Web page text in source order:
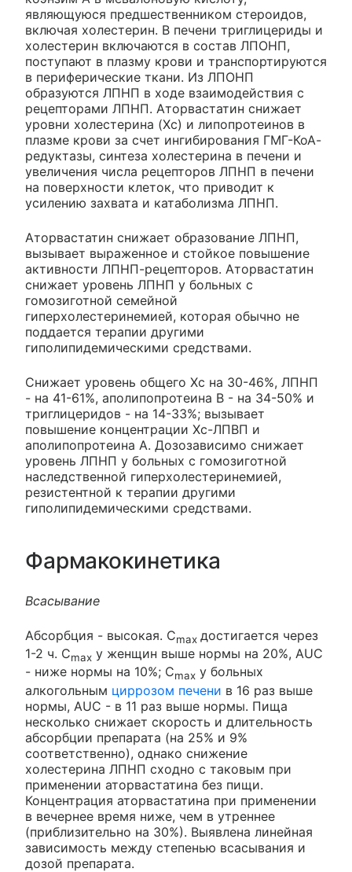
являющуюся предшественником стероидов,
включая холестерин. В печени триглицериды и
холестерин включаются в состав ЛПОНП,
поступают в плазму крови и транспортируются
в периферические ткани. Из ЛПОНП
образуются ЛПНП в ходе взаимодействия с
рецепторами ЛПНП. Аторвастатин снижает
уровни холестерина (Хс) и липопротеинов в
плазме крови за счет ингибирования ГМГ-КоА-
редуктазы, синтеза холестерина в печени и
увеличения числа рецепторов ЛПНП в печени
на поверхности клеток, что приводит к
усилению захвата и катаболизма ЛПНП.
Аторвастатин снижает образование ЛПНП,
вызывает выраженное и стойкое повышение
активности ЛПНП-рецепторов. Аторвастатин
снижает уровень ЛПНП у больных с
гомозиготной семейной
гиперхолестеринемией, которая обычно не
поддается терапии другими
гиполипидемическими средствами.
Снижает уровень общего Хс на 30-46%, ЛПНП
- на 41-61%, аполипопротеина В - на 34-50% и
триглицеридов - на 14-33%; вызывает
повышение концентрации Хс-ЛПВП и
аполипопротеина А. Дозозависимо снижает
уровень ЛПНП у больных с гомозиготной
наследственной гиперхолестеринемией,
резистентной к терапии другими
гиполипидемическими средствами.
Фармакокинетика
Всасывание
Абсорбция - высокая. Cmax достигается через
1-2 ч. Cmax у женщин выше нормы на 20%, AUC
- ниже нормы на 10%; Cmax у больных
алкогольным циррозом печени в 16 раз выше
нормы, AUC - в 11 раз выше нормы. Пища
несколько снижает скорость и длительность
абсорбции препарата (на 25% и 9%
соответственно), однако снижение
холестерина ЛПНП сходно с таковым при
применении аторвастатина без пищи.
Концентрация аторвастатина при применении
в вечернее время ниже, чем в утреннее
(приблизительно на 30%). Выявлена линейная
зависимость между степенью всасывания и
дозой препарата.